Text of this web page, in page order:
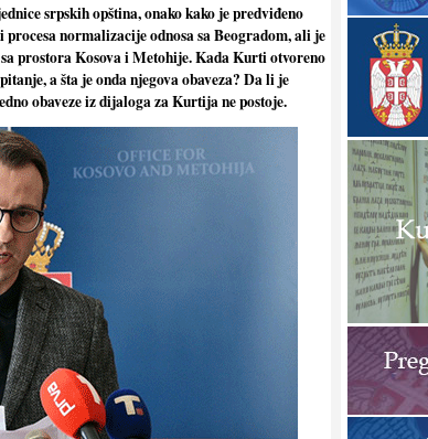
srpskih opština, onako kako je predviđeno
normalizacije odnosa sa Beogradom, ali je
prostora Kosova i Metohije. Kada Kurti otvoreno
a šta je onda njegova obaveza? Da li je
obaveze iz dijaloga za Kurtija ne postoje.